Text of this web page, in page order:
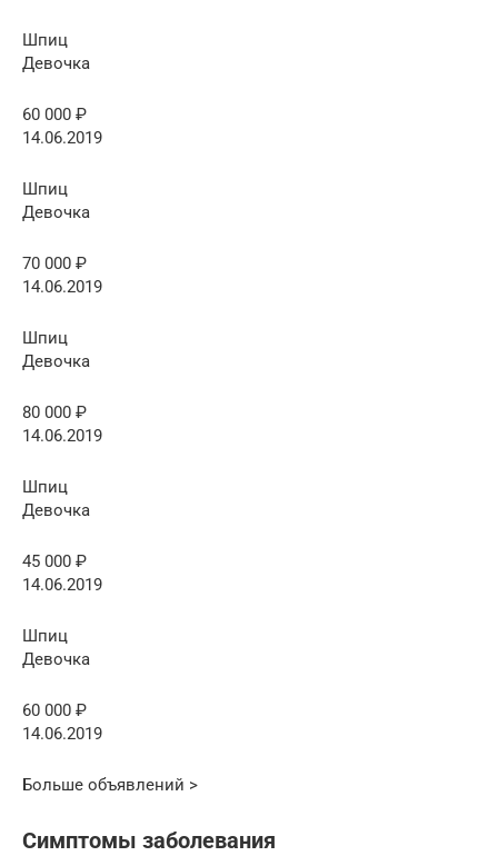
Шпиц
Девочка
60 000 ₽
14.06.2019
Шпиц
Девочка
70 000 ₽
14.06.2019
Шпиц
Девочка
80 000 ₽
14.06.2019
Шпиц
Девочка
45 000 ₽
14.06.2019
Шпиц
Девочка
60 000 ₽
14.06.2019
Больше объявлений >
Симптомы заболевания